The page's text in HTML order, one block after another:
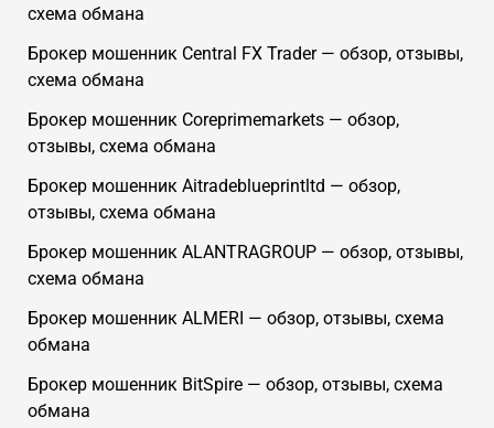
схема обмана
Брокер мошенник Central FX Trader — обзор, отзывы,
схема обмана
Брокер мошенник Coreprimemarkets — обзор,
отзывы, схема обмана
Брокер мошенник Aitradeblueprintltd — обзор,
отзывы, схема обмана
Брокер мошенник ALANTRAGROUP — обзор, отзывы,
схема обмана
Брокер мошенник ALMERI — обзор, отзывы, схема
обмана
Брокер мошенник BitSpire — обзор, отзывы, схема
обмана